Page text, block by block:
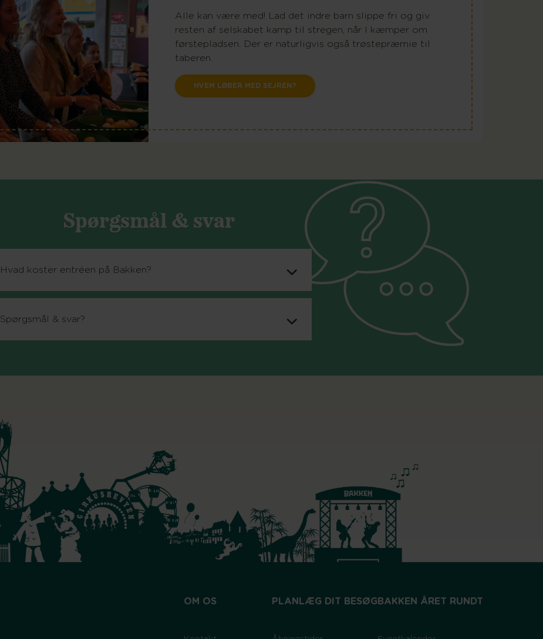
Alle kan være med! Lad det indre barn slippe fri og giv
resten af selskabet kamp til stregen, når I kæmper om
førstepladsen. Der er naturligvis også trøstepræmie til
taberen.
HVEM LØBER MED SEJREN?
Spørgsmål & svar
Hvad koster entréen på Bakken?
Spørgsmål & svar?
OM OS PLANLÆG DIT BESØGBAKKEN ÅRET RUNDT